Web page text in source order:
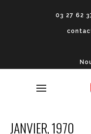
03 27 62
JANVIER, 1970